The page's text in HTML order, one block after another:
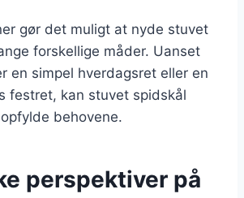
gør det muligt at nyde stuvet
forskellige måder. Uanset
en simpel hverdagsret eller en
festret, kan stuvet spidskål
behovene.
perspektiver på